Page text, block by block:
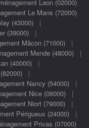
Laon (02000)
Le Mans (72000)
(43000) |
(39000)|
Mâcon (71000) |
Mende (48000)|
(40000)|
|
Nancy (54000) |
Nice (06000)|
Niort (79000)|
Périgueux (24000)|
Privas (07000)